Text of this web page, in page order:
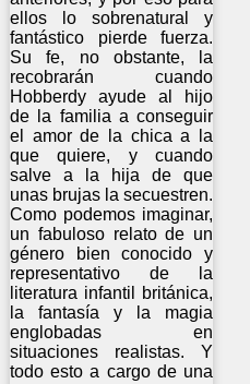
ellos lo sobrenatural y
fantástico pierde fuerza.
Su fe, no obstante, la
recobrarán cuando
Hobberdy ayude al hijo
de la familia a conseguir
el amor de la chica a la
que quiere, y cuando
salve a la hija de que
unas brujas la secuestren.
Como podemos imaginar,
un fabuloso relato de un
género bien conocido y
representativo de la
literatura infantil británica,
la fantasía y la magia
englobadas en
situaciones realistas. Y
todo esto a cargo de una